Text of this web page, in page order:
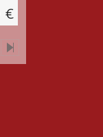
€